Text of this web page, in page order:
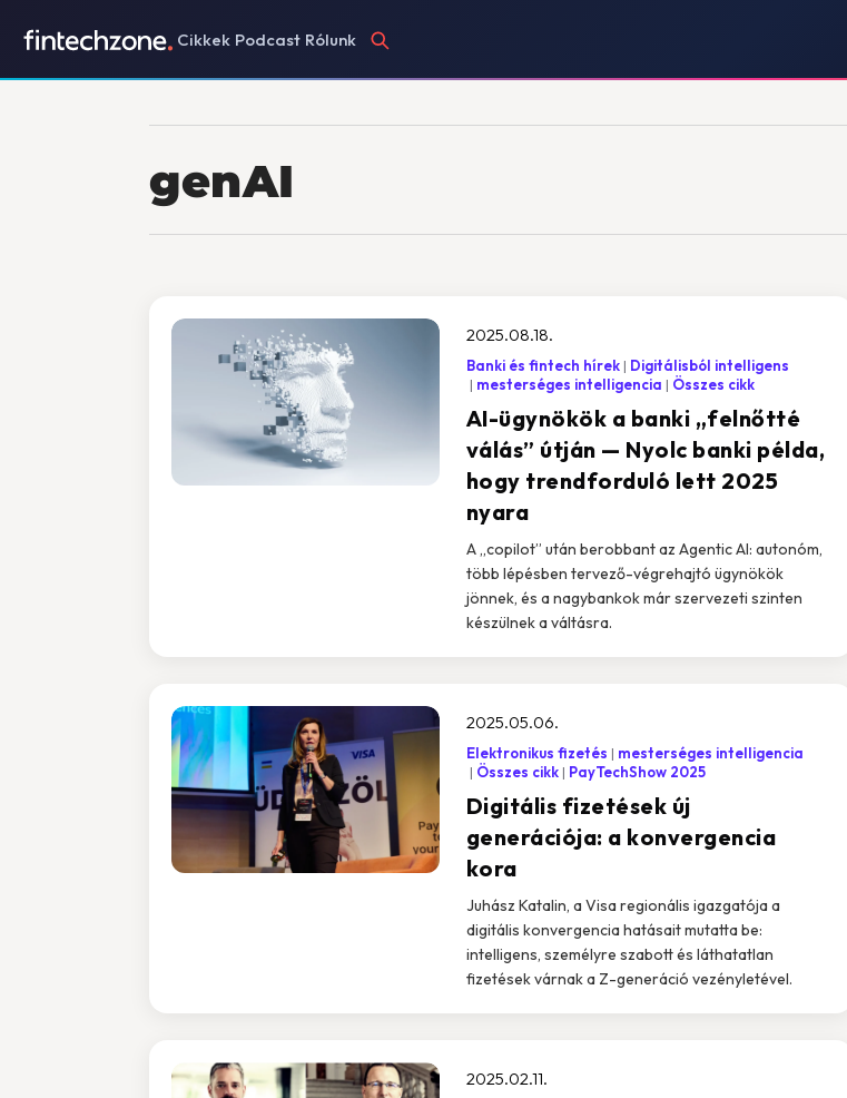
Cikkek Podcast Rólunk
genAI
AI-ügynökök a banki „felnőtté
válás” útján — Nyolc banki példa,
hogy trendforduló lett 2025
nyara
2025.08.18.
Banki és fintech hírek
Digitálisból intelligens
mesterséges intelligencia
Összes cikk
A „copilot” után berobbant az Agentic AI: autonóm,
több lépésben tervező-végrehajtó ügynökök
jönnek, és a nagybankok már szervezeti szinten
készülnek a váltásra.
Digitális fizetések új
generációja: a konvergencia
kora
2025.05.06.
Elektronikus fizetés
mesterséges intelligencia
Összes cikk
PayTechShow 2025
Juhász Katalin, a Visa regionális igazgatója a
digitális konvergencia hatásait mutatta be:
intelligens, személyre szabott és láthatatlan
fizetések várnak a Z-generáció vezényletével.
2025.02.11.